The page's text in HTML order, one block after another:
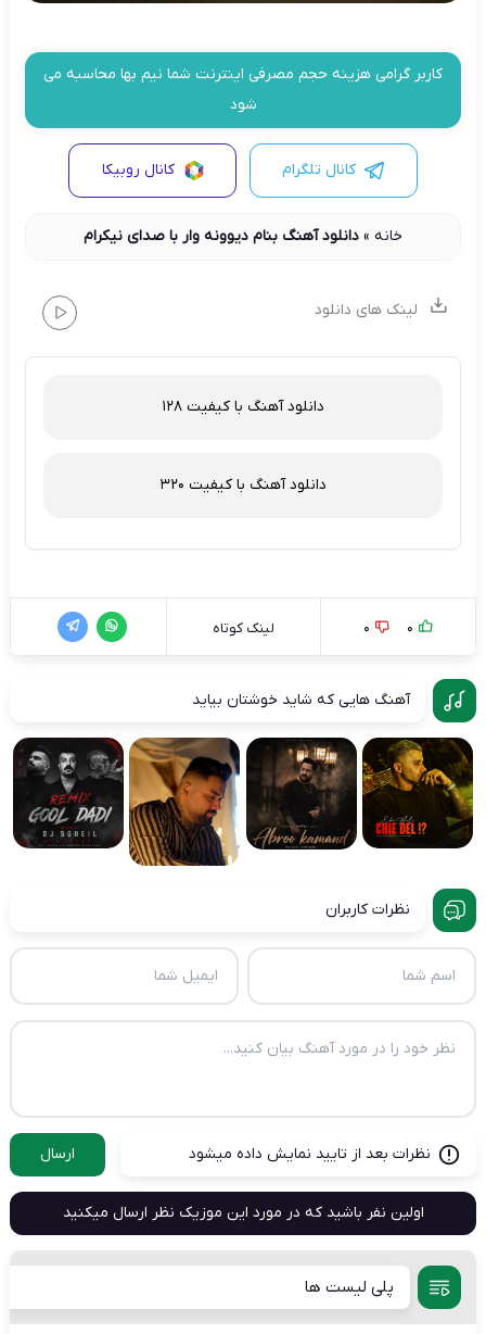
کاربر گرامی هزینه حجم مصرفی اینترنت شما نیم بها محاسبه می
شود
کانال تلگرام کانال روبیکا
خانه» دانلود آهنگ بنام دیوونه وار با صدای نیکرام
لینک های دانلود
دانلود آهنگ با کیفیت 128
دانلود آهنگ با کیفیت 320
0
0 لینک کوتاه
آهنگ هایی که شاید خوشتان بیاید
نظرات کاربران
نظرات بعد از تایید نمایش داده میشود ارسال
اولین نفر باشید که در مورد این موزیک نظر ارسال میکنید
پلی لیست ها